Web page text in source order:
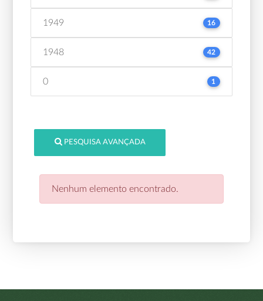
1949 16
1948 42
0 1
PESQUISA AVANÇADA
Nenhum elemento encontrado.